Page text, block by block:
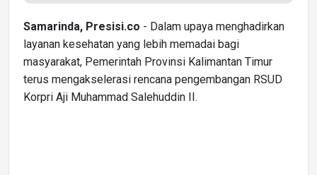
Samarinda, Presisi.co - Dalam upaya menghadirkan
layanan kesehatan yang lebih memadai bagi
masyarakat, Pemerintah Provinsi Kalimantan Timur
terus mengakselerasi rencana pengembangan RSUD
Korpri Aji Muhammad Salehuddin II.